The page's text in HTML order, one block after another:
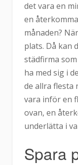
det vara en
en
månaden?
plats. Då kan
städfirma
ha med sig i
de allra flesta
vara inför en
ovan, en
underlätta i
Spara